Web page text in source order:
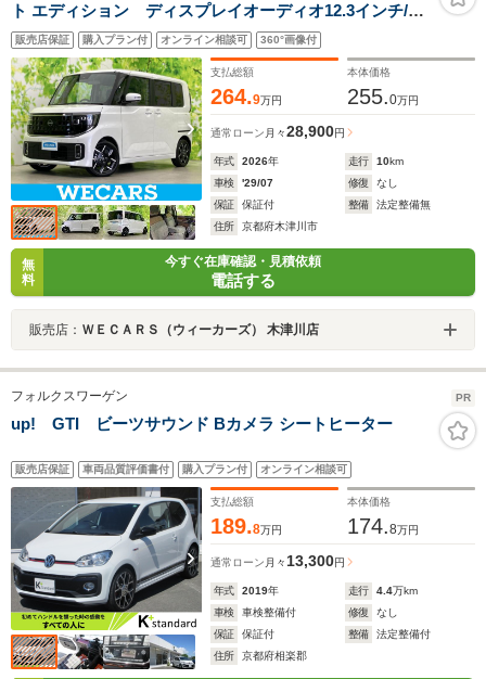
ト エディション ディスプレイオーディオ12.3インチ/エ
マージェンシーブレーキ/両側電動スライドドア/シートヒ
ーター/アラウンドビューモニター/車線逸脱防止支援シス
テム/プロパイロット/ヘッドランプ LED
販売店保証 購入プラン付 オンライン相談可 360°画像付
支払総額
264.9万円
本体価格
255.0万円
通常ローン 月々28,900円
年式 2026年 走行 10km
車検
'29/07 修復
なし
保証
保証付 整備
法定整備無
住所
京都府木津川市
無
料
今すぐ在庫確認・見積依頼
電話する
販売店： ＷＥＣＡＲＳ（ウィーカーズ） 木津川店
フォルクスワーゲン PR
up! GTI ビーツサウンド Bカメラ シートヒーター
販売店保証 車両品質評価書付 購入プラン付 オンライン相談可
支払総額
189.8万円
本体価格
174.8万円
通常ローン 月々13,300円
年式 2019年 走行 4.4万km
車検
車検整備付 修復
なし
保証
保証付 整備
法定整備付
住所
京都府相楽郡